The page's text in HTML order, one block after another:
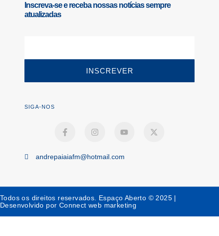
Inscreva-se e receba nossas notícias sempre
atualizadas
INSCREVER
SIGA-NOS
andrepaiaiafm@hotmail.com
Todos os direitos reservados. Espaço Aberto © 2025 |
Desenvolvido por Connect web marketing